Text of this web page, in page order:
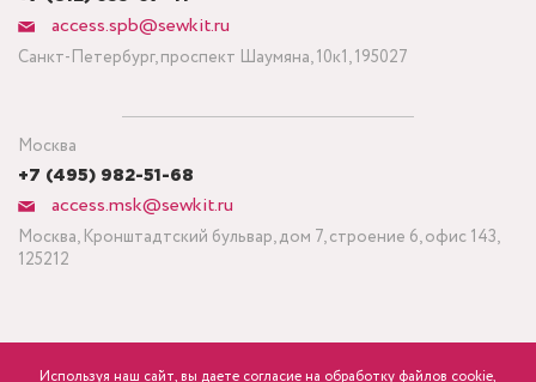
access.spb@sewkit.ru
Санкт-Петербург, проспект Шаумяна, 10к1, 195027
Москва
+7 (495) 982-51-68
access.msk@sewkit.ru
Москва, Кронштадтский бульвар, дом 7, строение 6, офис 143,
125212
Используя наш сайт, вы даете согласие на обработку файлов cookie,